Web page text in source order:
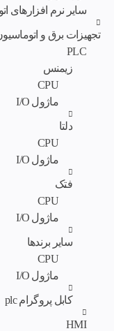
سایر نرم افزارهای
تجهیزات برق و
PLC
زیمنس
CPU
ماژول I/O
دلتا
CPU
ماژول I/O
فتک
CPU
ماژول I/O
سایر برندها
CPU
ماژول I/O
کابل پروگرام plc
HMI